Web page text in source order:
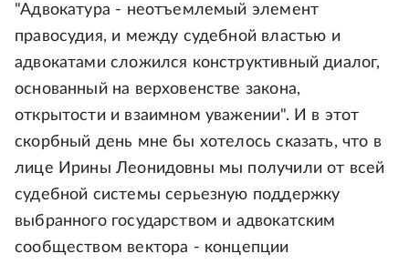
"Адвокатура - неотъемлемый элемент
правосудия, и между судебной властью и
адвокатами сложился конструктивный диалог,
основанный на верховенстве закона,
открытости и взаимном уважении". И в этот
скорбный день мне бы хотелось сказать, что в
лице Ирины Леонидовны мы получили от всей
судебной системы серьезную поддержку
выбранного государством и адвокатским
сообществом вектора - концепции